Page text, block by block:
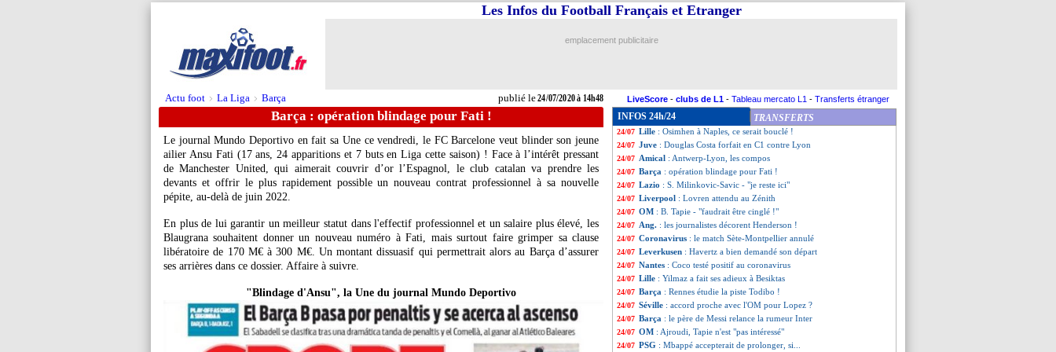
Actu foot > La Liga > Barça publié le24/07/2020 à 14h48
Les Infos du Football Français et Etranger
emplacement publicitaire
LiveScore - clubs de L1 - Tableau mercato L1 - Transferts étranger
Barça : opération blindage pour Fati !
Le journal Mundo Deportivo en fait sa Une ce vendredi, le FC Barcelone veut blinder son jeune
ailier AnsuFati(17 ans, 24 apparitions et 7 buts en Liga cette saison) ! Face à l’intérêt pressant
de Manchester United, qui aimerait couvrir d’or l’Espagnol, le club catalan va prendre les
devants et offrir le plus rapidement possible un nouveau contrat professionnel à sa nouvelle
pépite, au-delà de juin 2022.
En plus de lui garantir un meilleur statut dans l'effectif professionnel et un salaire plus élevé, les
Blaugrana souhaitent donner un nouveau numéro à Fati, mais surtout faire grimper sa clause
libératoire de 170 M€ à 300 M€. Un montant dissuasif qui permettrait alors au Barça d’assurer
ses arrières dans ce dossier. Affaire à suivre.
"Blindage d'Ansu", la Une du journal Mundo Deportivo
INFOS 24h/24 TRANSFERTS
24/07 L1: OM-ASSE pour ouvrir la saison 2020-2021
24/07 Amical
24/07 Roma: Naples et le Milan pensent à Veretout
24/07 Barça: l'ancien Parisien Berchiche plaît
24/07 Lille : Osimhen à Naples, ce serait bouclé !
24/07 Juve : Douglas Costa forfait en C1 contre Lyon
24/07 Amical : Antwerp-Lyon, les compos
24/07 Barça : opération blindage pour Fati !
24/07 Lazio : S. Milinkovic-Savic - "je reste ici"
24/07 Liverpool : Lovren attendu au Zénith
24/07 OM : B. Tapie - "faudrait être cinglé !"
24/07 Ang. : les journalistes décorent Henderson !
24/07 Coronavirus : le match Sète-Montpellier annulé
24/07 Leverkusen : Havertz a bien demandé son départ
24/07 Nantes : Coco testé positif au coronavirus
24/07 Lille : Yilmaz a fait ses adieux à Besiktas
24/07 Barça : Rennes étudie la piste Todibo !
24/07 Séville : accord proche avec l'OM pour Lopez ?
24/07 Barça : le père de Messi relance la rumeur Inter
24/07 OM : Ajroudi, Tapie n'est "pas intéressé"
24/07 PSG : Mbappé accepterait de prolonger, si...